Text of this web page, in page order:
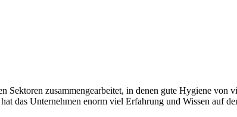
Sektoren zusammengearbeitet, in denen gute Hygiene
das Unternehmen enorm viel Erfahrung und Wissen auf